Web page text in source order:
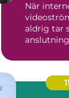
När
aldrig tar